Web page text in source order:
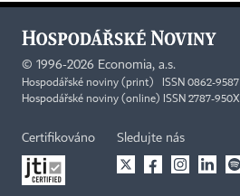
© 1996-2026 Economia, a.s.
Hospodářské noviny (print) ISSN 0862-9587
Hospodářské noviny (online) ISSN 2787-950X
Certifikováno Sledujte nás